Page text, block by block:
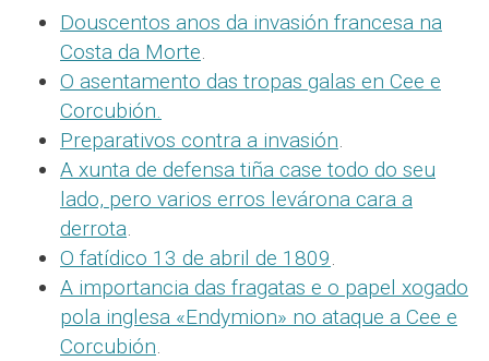
Douscentos anos da invasión francesa na
Costa da Morte.
O asentamento das tropas galas en Cee e
Corcubión.
Preparativos contra a invasión.
A xunta de defensa tiña case todo do seu
lado, pero varios erros levárona cara a
derrota.
O fatídico 13 de abril de 1809.
A importancia das fragatas e o papel xogado
pola inglesa «Endymion» no ataque a Cee e
Corcubión.